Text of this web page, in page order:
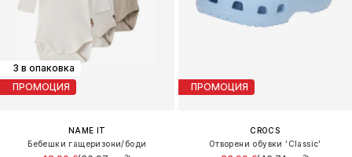
3 в опаковка
ПРОМОЦИЯ
NAME IT
Бебешки гащеризони/боди
ПРОМОЦИЯ
CROCS
Отворени обувки 'Classic'